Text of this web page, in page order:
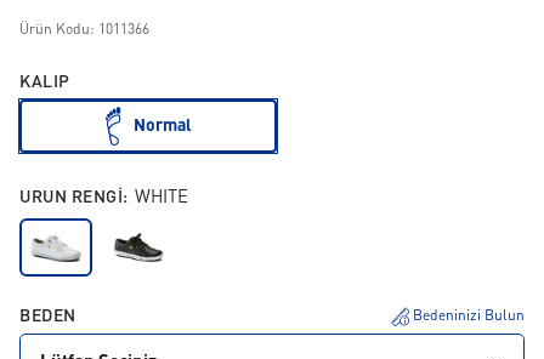
Ürün Kodu: 1011366
KALIP
Normal
URUN RENGI: WHITE
BEDEN Bedeninizi Bulun